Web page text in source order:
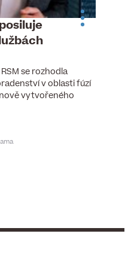
se rozhodla
v oblasti fúzí
vytvořeného